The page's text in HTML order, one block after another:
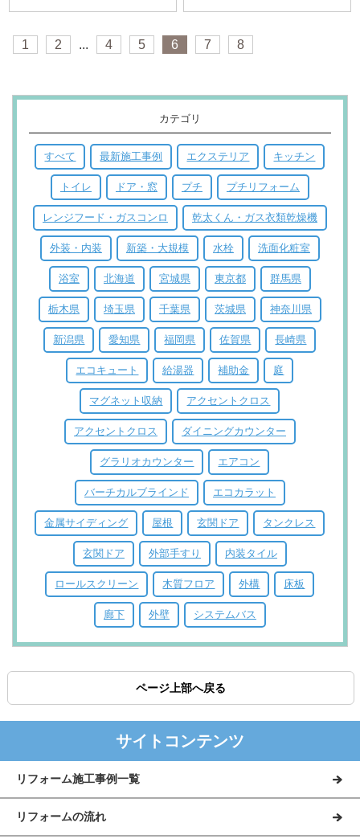
1 2 ... 4 5 6 7 8
カテゴリ
すべて 最新施工事例 エクステリア キッチン
トイレ ドア・窓 プチ プチリフォーム
レンジフード・ガスコンロ 乾太くん・ガス衣類乾燥機
外装・内装 新築・大規模 水栓 洗面化粧室
浴室 北海道 宮城県 東京都 群馬県
栃木県 埼玉県 千葉県 茨城県 神奈川県
新潟県 愛知県 福岡県 佐賀県 長崎県
エコキュート 給湯器 補助金 庭
マグネット収納 アクセントクロス
アクセントクロス ダイニングカウンター
グラリオカウンター エアコン
バーチカルブラインド エコカラット
金属サイディング 屋根 玄関ドア タンクレス
玄関ドア 外部手すり 内装タイル
ロールスクリーン 木質フロア 外構 床板
廊下 外壁 システムバス
ページ上部へ戻る
サイトコンテンツ
リフォーム施工事例一覧
リフォームの流れ